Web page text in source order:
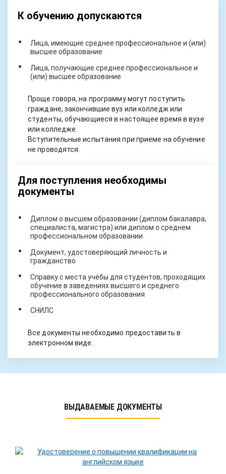
К обучению допускаются
Лица, имеющие среднее профессиональное и (или)
высшее образование
Лица, получающие среднее профессиональное и
(или) высшее образование
Проще говоря, на программу могут поступить
граждане, закончившие вуз или колледж или
студенты, обучающиеся в настоящее время в вузе
или колледже.
Вступительные испытания при приеме на обучение
не проводятся.
Для поступления необходимы
документы
Диплом о высшем образовании (диплом бакалавра,
специалиста, магистра) или диплом о среднем
профессиональном образовании
Документ, удостоверяющий личность и
гражданство
Справку с места учёбы для студентов, проходящих
обучение в заведениях высшего и среднего
профессионального образования
СНИЛС
Все документы необходимо предоставить в
электронном виде.
ВЫДАВАЕМЫЕ ДОКУМЕНТЫ